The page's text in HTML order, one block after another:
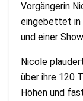
Vorgängerin
eingebettet in
und einer
Nicole
über ihre 120
Höhen und